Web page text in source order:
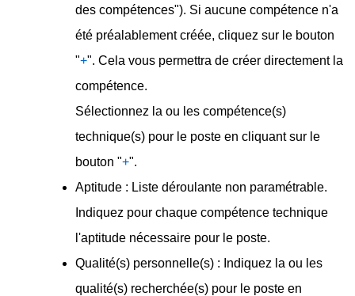
des compétences"). Si aucune compétence n'a
été préalablement créée, cliquez sur le bouton
"+". Cela vous permettra de créer directement la
compétence.
Sélectionnez la ou les compétence(s)
technique(s) pour le poste en cliquant sur le
bouton "+".
Aptitude : Liste déroulante non paramétrable.
Indiquez pour chaque compétence technique
l'aptitude nécessaire pour le poste.
Qualité(s) personnelle(s) : Indiquez la ou les
qualité(s) recherchée(s) pour le poste en